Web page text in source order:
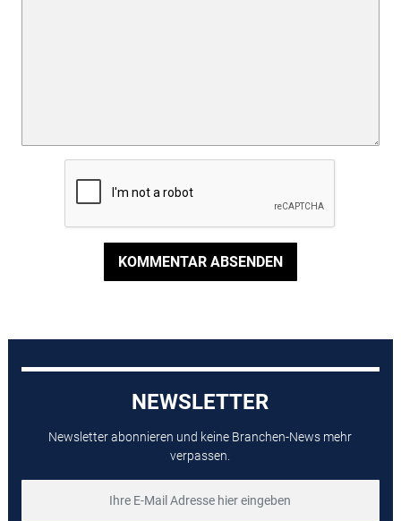
KOMMENTAR ABSENDEN
NEWSLETTER
Newsletter abonnieren und keine Branchen-News mehr
verpassen.